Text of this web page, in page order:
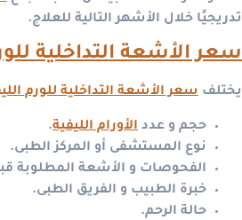
تدريجيًا خلال الأشهر التالية للعلاج.
سعر الأشعة التداخلية
يختلف سعر الأشعة التداخلية للورم
حجم و عدد الأورام الليفية.
نوع المستشفى أو المركز الطبى.
الفحوصات و الأشعة المطلوبة
خبرة الطبيب و الفريق الطبى.
حالة الرحم.